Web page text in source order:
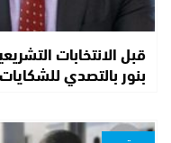
قبل الانتخابات
بنور بالتصدي